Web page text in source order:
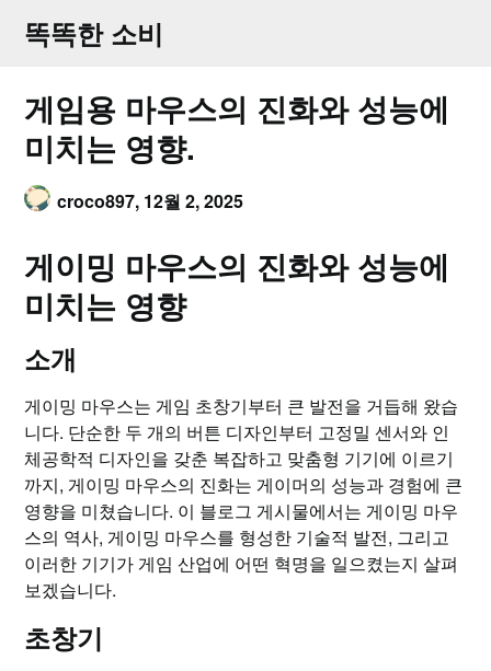
똑똑한 소비
게임용 마우스의 진화와 성능에
미치는 영향.
croco897, 12월 2, 2025
게이밍 마우스의 진화와 성능에
미치는 영향
소개
게이밍 마우스는 게임 초창기부터 큰 발전을 거듭해 왔습
니다. 단순한 두 개의 버튼 디자인부터 고정밀 센서와 인
체공학적 디자인을 갖춘 복잡하고 맞춤형 기기에 이르기
까지, 게이밍 마우스의 진화는 게이머의 성능과 경험에 큰
영향을 미쳤습니다. 이 블로그 게시물에서는 게이밍 마우
스의 역사, 게이밍 마우스를 형성한 기술적 발전, 그리고
이러한 기기가 게임 산업에 어떤 혁명을 일으켰는지 살펴
보겠습니다.
초창기